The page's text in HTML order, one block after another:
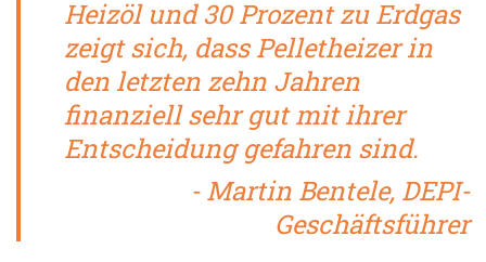
Heizöl und 30 Prozent zu Erdgas
zeigt sich, dass Pelletheizer in
den letzten zehn Jahren
finanziell sehr gut mit ihrer
Entscheidung gefahren sind.
- Martin Bentele, DEPI-
Geschäftsführer